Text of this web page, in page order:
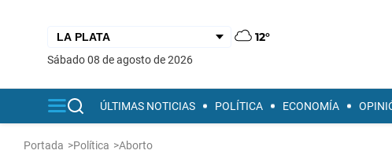
12°
sábado 08 de agosto de 2026
ÚLTIMAS NOTICIAS POLÍTICA ECONOMÍA
Portada >Política >Aborto